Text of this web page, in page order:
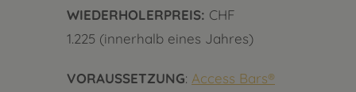
WIEDERHOLERPREIS: CHF
1.225 (innerhalb eines Jahres)
VORAUSSETZUNG: Access Bars®